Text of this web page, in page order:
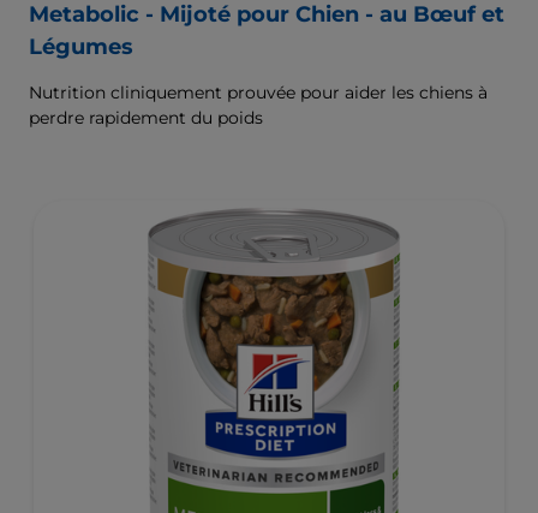
Metabolic - Mijoté pour Chien - au Bœuf et
Légumes
Nutrition cliniquement prouvée pour aider les chiens à
perdre rapidement du poids